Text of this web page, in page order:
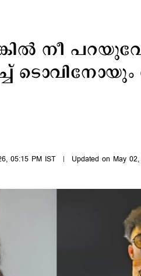
നീ
ടൊവിനോയും
05:15 PM IST Updated on May